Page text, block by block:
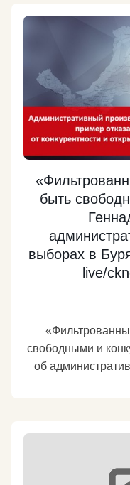
урана? Сколько самолетов в год построит "Боинг"
без
https://kprf.ru/
быть
выборах в
live/
свободными и
об